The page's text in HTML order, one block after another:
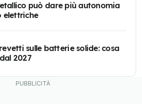
può dare più autonomia
elettriche
sulle batterie solide: cosa
2027